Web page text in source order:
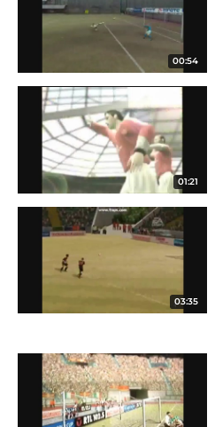
00:54
01:21
03:35